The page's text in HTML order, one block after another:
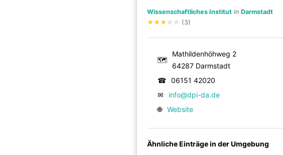
Wissenschaftliches Institut in Darmstadt
★★★ ☆ ☆ (3)
🗺
Mathildenhöhweg 2
64287 Darmstadt
☎ 06151 42020
✉
info@dpi-da.de
🌐 Website
Ähnliche Einträge in der Umgebung